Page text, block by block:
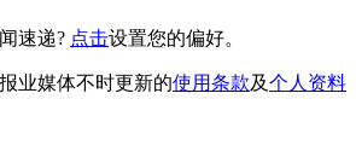
速递? 点击设置您的偏好。
业媒体不时更新的使用条款及个人资料